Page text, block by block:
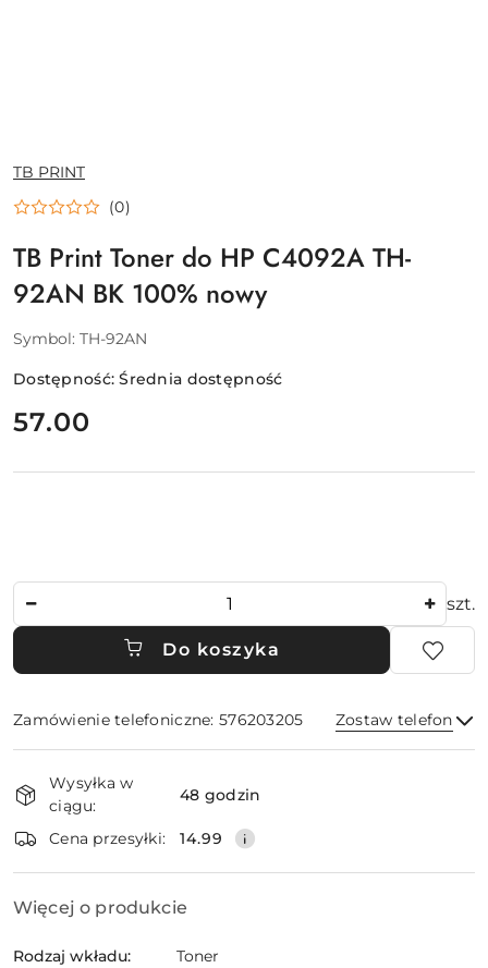
NAZWA
PRODUCENTA:
TB PRINT
(0)
TB Print Toner do HP C4092A TH-
92AN BK 100% nowy
Symbol: TH-92AN
Dostępność:Średnia dostępność
cena:
57.00
szt.
Do koszyka
Zamówienie telefoniczne: 576203205 Zostaw telefon
i
dostawa
Wysyłka w
ciągu:
48 godzin
Cena przesyłki: 14.99
Więcej o produkcie
Rodzaj wkładu:
Toner